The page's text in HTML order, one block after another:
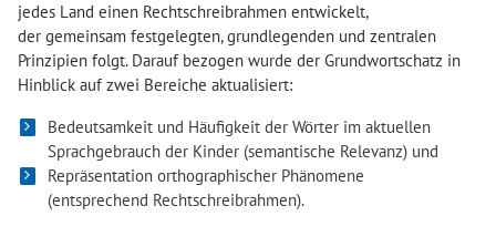
jedes Land einen Rechtschreibrahmen entwickelt,
der gemeinsam festgelegten, grundlegenden und zentralen
Prinzipien folgt. Darauf bezogen wurde der Grundwortschatz in
Hinblick auf zwei Bereiche aktualisiert:
Bedeutsamkeit und Häufigkeit der Wörter im aktuellen
Sprachgebrauch der Kinder (semantische Relevanz) und
Repräsentation orthographischer Phänomene
(entsprechend Rechtschreibrahmen).